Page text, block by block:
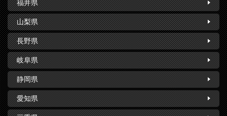
福井県
山梨県
長野県
岐阜県
静岡県
愛知県